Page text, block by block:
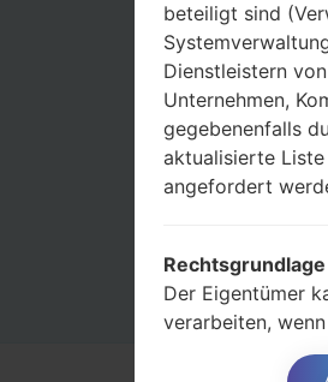
beteiligt sind
Dienstleistern
Unternehmen,
gegebenenfalls
aktualisierte
angefordert
Der Eigentümer
verarbeiten,
Benutzer haben